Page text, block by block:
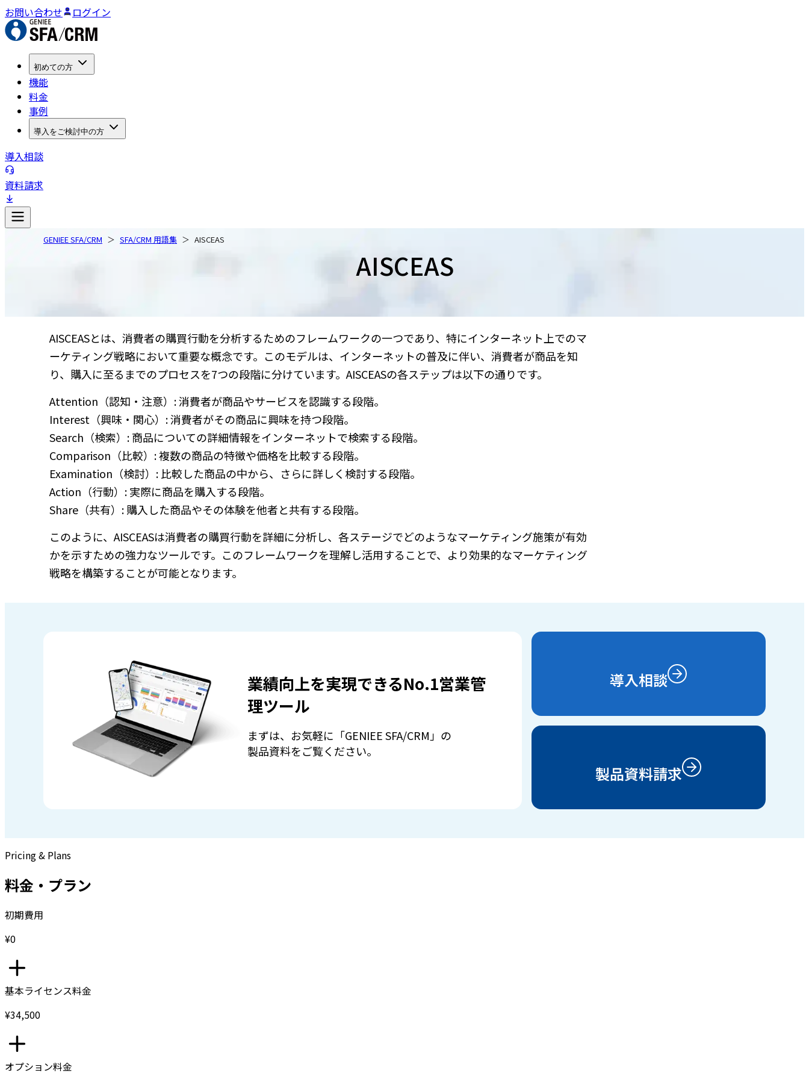
お問い合わせ ログイン
初めての方
機能
料金
事例
導入をご検討中の方
導入相談
資料請求
GENIEE SFA/CRM SFA/CRM 用語集 AISCEAS
AISCEAS
AISCEASとは、消費者の購買行動を分析するためのフレームワークの一つであり、特にインターネット上でのマ
ーケティング戦略において重要な概念です。このモデルは、インターネットの普及に伴い、消費者が商品を知
り、購入に至るまでのプロセスを7つの段階に分けています。AISCEASの各ステップは以下の通りです。
Attention（認知・注意）: 消費者が商品やサービスを認識する段階。
Interest（興味・関心）: 消費者がその商品に興味を持つ段階。
Search（検索）: 商品についての詳細情報をインターネットで検索する段階。
Comparison（比較）: 複数の商品の特徴や価格を比較する段階。
Examination（検討）: 比較した商品の中から、さらに詳しく検討する段階。
Action（行動）: 実際に商品を購入する段階。
Share（共有）: 購入した商品やその体験を他者と共有する段階。
このように、AISCEASは消費者の購買行動を詳細に分析し、各ステージでどのようなマーケティング施策が有効
かを示すための強力なツールです。このフレームワークを理解し活用することで、より効果的なマーケティング
戦略を構築することが可能となります。
業績向上を実現できるNo.1営業管
理ツール
まずは、お気軽に「GENIEE SFA/CRM」の
製品資料をご覧ください。
導入相談
製品資料請求
Pricing & Plans
料金・プラン
初期費用
¥0
基本ライセンス料金
¥34,500
オプション料金